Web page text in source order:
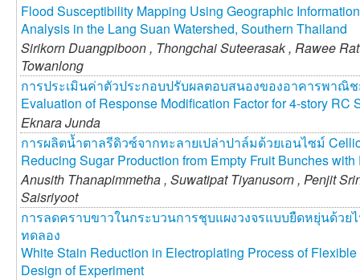
Flood Susceptibility Mapping Using Geographic
Analysis in the Lang Suan Watershed, Southern Thailand
Sirikorn Duangpiboon , Thongchai Suteerasak , Rawee
Towanlong
การประเมินค่าตัวประกอบปรับผลตอบสนองของอาคารพาณิ
Evaluation of Response Modification Factor for 4-story RC
Eknara Junda
การผลิตน้ำตาลรีดิวซ์จากทะลายเปล่าปาล์มด้วยเอนไซม์
Reducing Sugar Production from Empty Fruit Bunches
Anusith Thanapimmetha , Suwatipat Tiyanusorn , Penjit
Saisriyoot
การลดคราบขาวในกระบวนการชุบแผงวงจรแบบยืดหยุ่นด้วย
ทดลอง
White Stain Reduction in Electroplating Process of
Design of Experiment